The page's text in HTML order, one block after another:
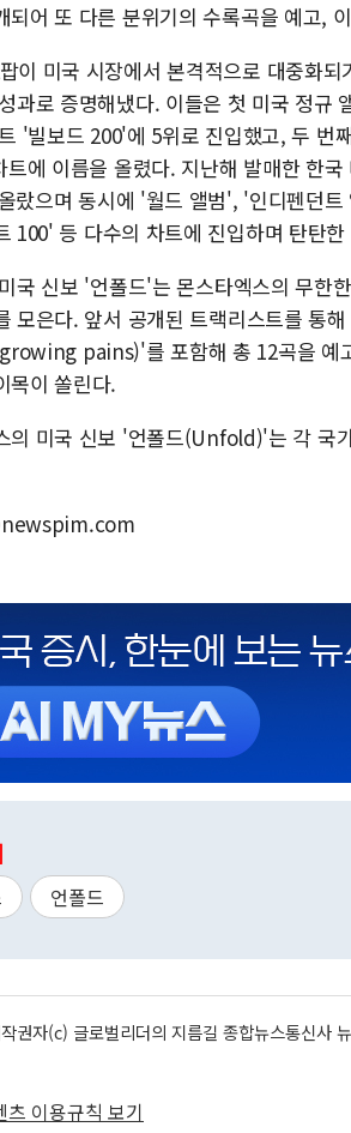
되어 또 다른 분위기의 수록곡을 예고,
이 미국 시장에서 본격적으로 대중화
과로 증명해냈다. 이들은 첫 미국 정
'빌보드 200'에 5위로 진입했고, 두 번
트에 이름을 올렸다. 지난해 발매한 한
랐으며 동시에 '월드 앨범', '인디펜던
100' 등 다수의 차트에 진입하며 탄탄
국 신보 '언폴드'는 몬스타엑스의 무한
모은다. 앞서 공개된 트랙리스트를
pains)'를 포함해 총 12곡을 예
목이 쏠린다.
의 미국 신보 '언폴드(Unfold)'는 각 국
언폴드
권자(c) 글로벌리더의 지름길 종합뉴스통신
츠 이용규칙 보기